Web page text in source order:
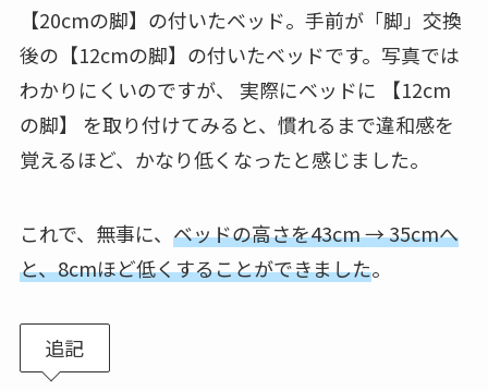
【20cmの脚】の付いたベッド。手前が「脚」交換
後の【12cmの脚】の付いたベッドです。写真では
わかりにくいのですが、 実際にベッドに 【12cm
の脚】 を取り付けてみると、慣れるまで違和感を
覚えるほど、かなり低くなったと感じました。
これで、無事に、 ベッドの高さを43cm → 35cmへ
と、8cmほど低くすることができました。
追記